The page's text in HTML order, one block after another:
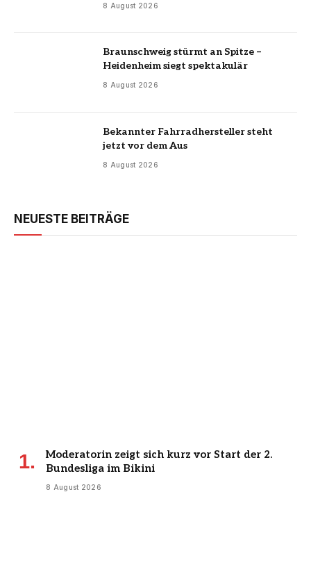
8 August 2026
Braunschweig stürmt an Spitze –
Heidenheim siegt spektakulär
8 August 2026
Bekannter Fahrradhersteller steht
jetzt vor dem Aus
8 August 2026
NEUESTE BEITRÄGE
Moderatorin zeigt sich kurz vor Start der 2.
Bundesliga im Bikini
8 August 2026